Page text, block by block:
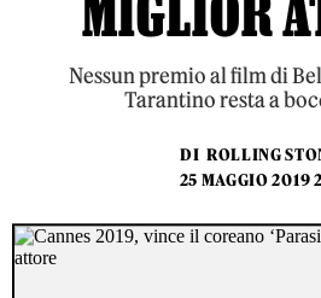
MIGLIOR
Nessun premio al film di
Tarantino resta a
DI ROLLING
25 MAGGIO 2019